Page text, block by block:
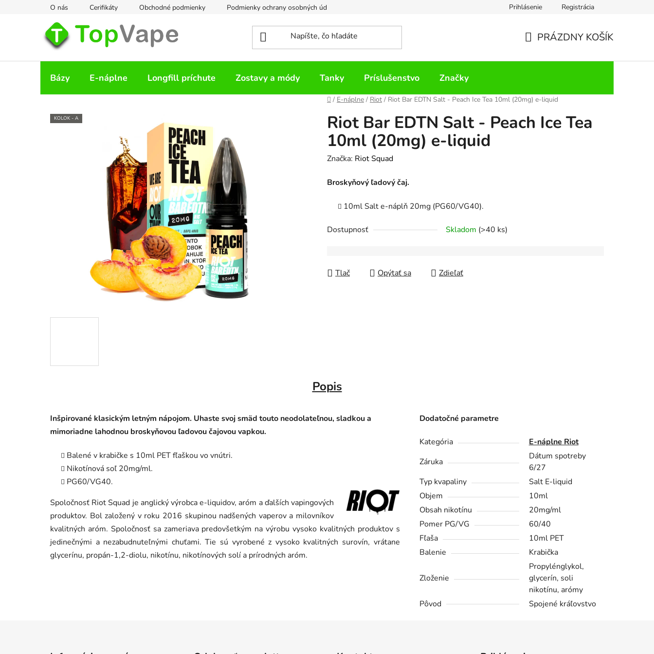
O nás Cerifikáty Obchodné podmienky Podmienky ochrany osobných údajov Prihlásenie Registrácia
PRÁZDNY KOŠÍK
Bázy E-náplne Longfill príchute Zostavy a módy Tanky Príslušenstvo Značky
Domov
/ E-náplne / Riot / Riot Bar EDTN Salt - Peach Ice Tea 10ml (20mg) e-liquid
Riot Bar EDTN Salt - Peach Ice Tea
10ml (20mg) e-liquid
Značka: Riot Squad
Broskyňový ľadový čaj.
10ml Salt e-náplň 20mg (PG60/VG40).
Dostupnosť Skladom (>40 ks)
Tlač Opýtať sa Zdieľať
KOLOK - A
Popis
Inšpirované klasickým letným nápojom. Uhaste svoj smäd touto neodolateľnou, sladkou a
mimoriadne lahodnou broskyňovou ľadovou čajovou vapkou.
Balené v krabičke s 10ml PET fľaškou vo vnútri.
Nikotínová soľ 20mg/ml.
PG60/VG40.
Spoločnosť Riot Squad je anglický výrobca e-liquidov, aróm a ďalších vapingových
produktov. Bol založený v roku 2016 skupinou nadšených vaperov a milovníkov
kvalitných aróm. Spoločnosť sa zameriava predovšetkým na výrobu vysoko kvalitných produktov s
jedinečnými a nezabudnuteľnými chuťami. Tie sú vyrobené z vysoko kvalitných surovín, vrátane
glycerínu, propán-1,2-diolu, nikotínu, nikotínových solí a prírodných aróm.
Dodatočné parametre
Kategória
E-náplne Riot
Záruka
Dátum spotreby
6/27
Typ kvapaliny
Salt E-liquid
Objem
10ml
Obsah nikotínu
20mg/ml
Pomer PG/VG
60/40
Fľaša
10ml PET
Balenie
Krabička
Zloženie
Propylénglykol,
glycerín, soli
nikotínu, arómy
Pôvod
Spojené kráľovstvo